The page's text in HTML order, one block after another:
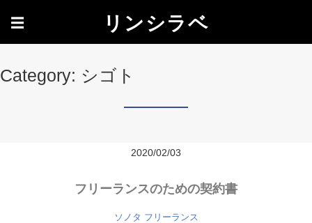
☰ リンシラベ
Category: シゴト
2020/02/03
フリーランスのための契約書
ソノタ フリーランス